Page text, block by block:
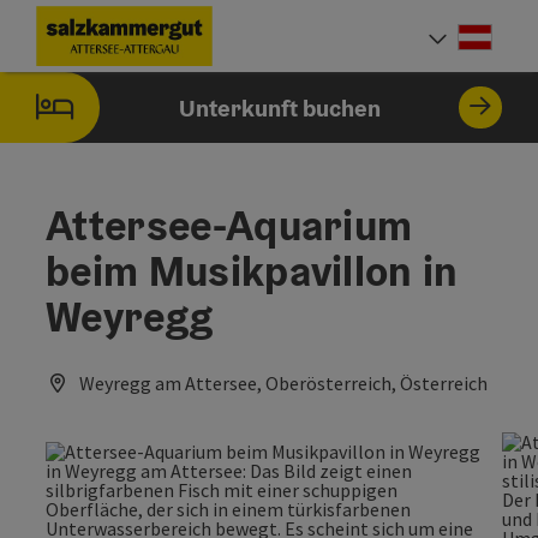
Zum InhaltAccesskey
[0]
Zur NavigationAccesskey
[1]
Zum Seitenanfang
Zum ImpressumAccesskey
[5]
Zu den Hinweisen zur Bedienung der Website Accesskey
Zur StartseiteAccesskey
[7]
Unterkunft buchen
Attersee-Aquarium
beim Musikpavillon in
Weyregg
Weyregg am Attersee, Oberösterreich, Österreich